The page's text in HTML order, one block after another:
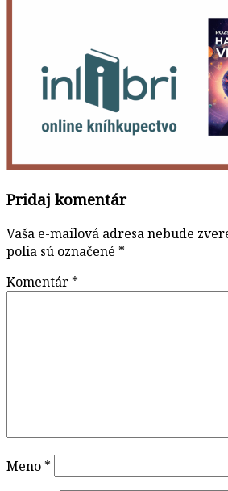
Pridaj komentár
Vaša e-mailová adresa nebude
polia sú označené *
Komentár *
Meno *